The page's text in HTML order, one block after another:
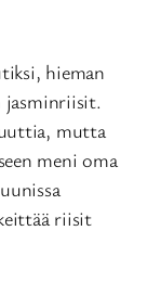
hieman
jasminriisit.
mutta
meni oma
riisit